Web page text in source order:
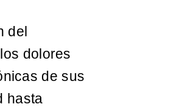
del
dolores
de sus
hasta